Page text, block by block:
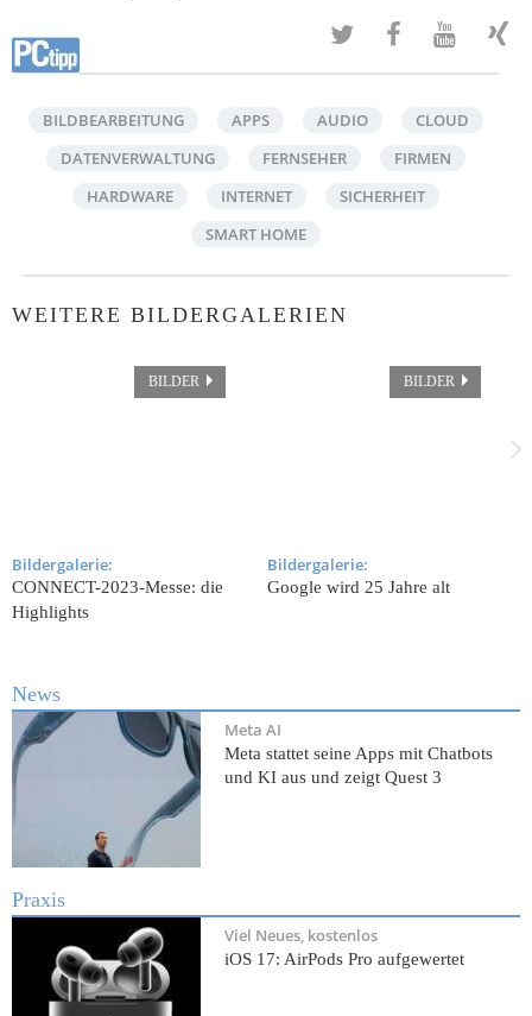
BILDBEARBEITUNG APPS AUDIO
CLOUD
DATENVERWALTUNG
FERNSEHER
FIRMEN
HARDWARE
INTERNET
SICHERHEIT
SMART HOME
WEITERE BILDERGALERIEN
BILDER
Bildergalerie:
CONNECT-2023-Messe: die
Highlights
BILDER
Bildergalerie:
Google wird 25 Jahre alt
News
Meta AI
Meta stattet seine Apps mit Chatbots
und KI aus und zeigt Quest 3
Praxis
Viel Neues, kostenlos
iOS 17: AirPods Pro aufgewertet